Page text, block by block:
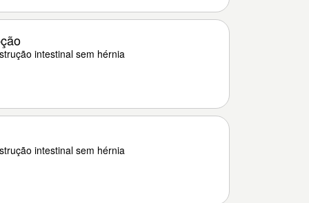
intestinal sem hérnia
intestinal sem hérnia